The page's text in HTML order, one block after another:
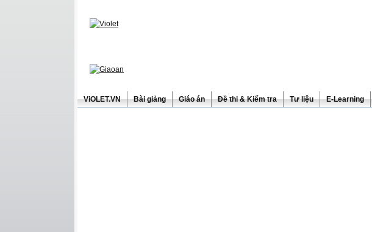
ViOLET.VN Bài giảng Giáo án Đề thi & Kiểm tra Tư liệu E-Learning